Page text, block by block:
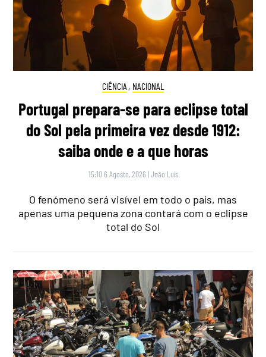
CIÊNCIA , NACIONAL
Portugal prepara-se para eclipse total
do Sol pela primeira vez desde 1912:
saiba onde e a que horas
15:10 6 Agosto, 2026 |João Luís
O fenómeno será visível em todo o país, mas
apenas uma pequena zona contará com o eclipse
total do Sol